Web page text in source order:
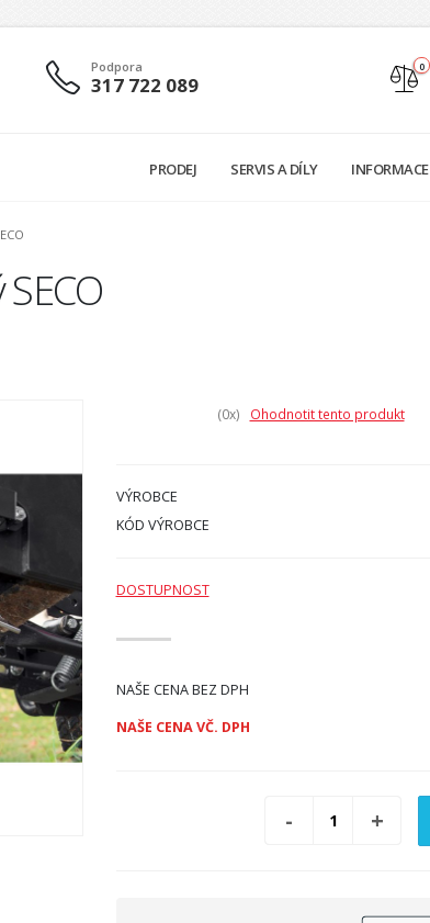
Podpora
317 722 089
0
PRODEJ SERVIS A DÍLY INFORMACE
(0x) Ohodnotit tento produkt
VÝROBCE
KÓD VÝROBCE
DOSTUPNOST
NAŠE CENA BEZ DPH
NAŠE CENA VČ. DPH